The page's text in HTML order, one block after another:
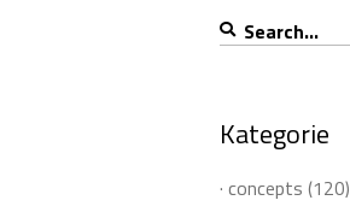
Search
for:
Kategorie
· concepts (120)